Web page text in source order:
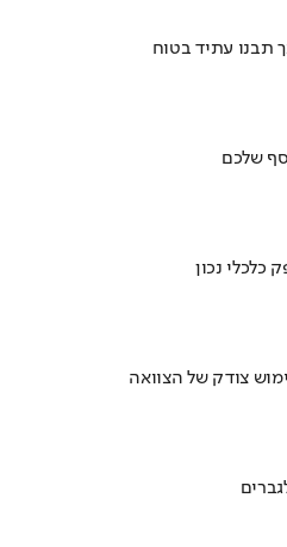
תבנו עתיד בטוח
שלכם
כלכלי נכון
צודק של הצוואה